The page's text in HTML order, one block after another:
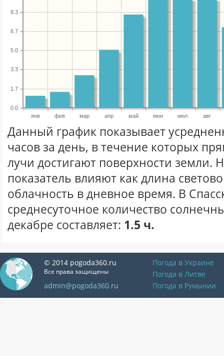
янв фев мар апр май июн июл авг
0.0
1.7
3.3
5.0
6.7
8.3
Данный график показывает
часов за день, в течение которых
лучи достигают поверхности земли.
показатель влияют как длина
облачность в дневное время. В
среднесуточное количество
декабре составляет: 1.5 ч.
© 2014 pogoda360.ru
Все права защищены
admin@pogoda360.ru
Погода в Украине
Погода в Литве
Погода в Румынии